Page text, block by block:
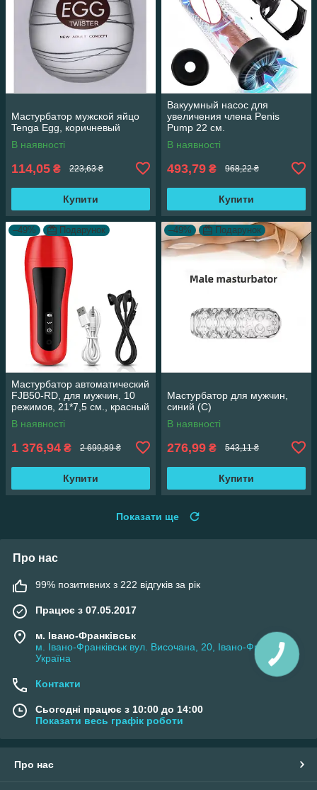
Мастурбатор мужской яйцо
Tenga Egg, коричневый
В наявності
114,05 ₴ 223,63 ₴
Купити
Вакуумный насос для
увеличения члена Penis
Pump 22 см.
В наявності
493,79 ₴ 968,22 ₴
Купити
–49% Подарунок
Мастурбатор автоматический
FJB50-RD, для мужчин, 10
режимов, 21*7,5 см., красный
В наявності
1 376,94 ₴ 2 699,89 ₴
Купити
–49% Подарунок
Мастурбатор для мужчин,
синий (С)
В наявності
276,99 ₴ 543,11 ₴
Купити
Показати ще
Про нас
99% позитивних з 222 відгуків за рік
Працює з 07.05.2017
м. Івано-Франківськ
м. Івано-Франківськ вул. Височана, 20, Івано-Франківськ,
Україна
Контакти
Сьогодні працює з 10:00 до 14:00
Показати весь графік роботи
Про нас